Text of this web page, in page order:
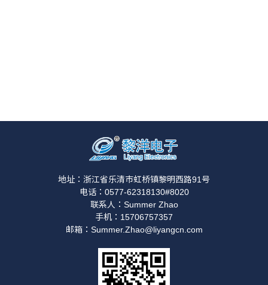
地址：浙江省乐清市虹桥镇黎明西路91号
电话：0577-62318130#8020
联系人：Summer Zhao
手机：15706757357
邮箱：Summer.Zhao@liyangcn.com